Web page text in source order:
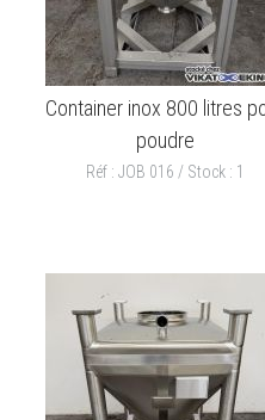
Container inox 800 litres
poudre
Réf : JOB 016 / Stock : 1